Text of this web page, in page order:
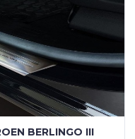
BERLINGO III